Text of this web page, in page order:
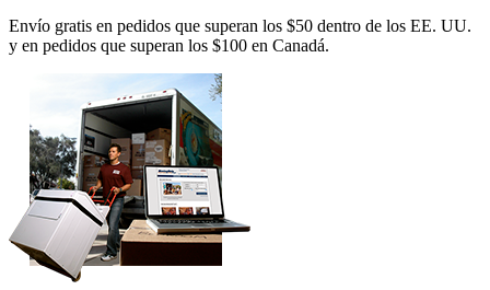
Envío gratis en pedidos que superan los $50 dentro de los EE. UU.
y en pedidos que superan los $100 en Canadá.